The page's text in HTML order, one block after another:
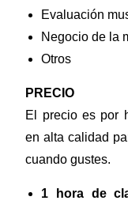
Evaluación
Negocio de la
Otros
PRECIO
El precio es por
en alta calidad
cuando gustes.
1 hora de